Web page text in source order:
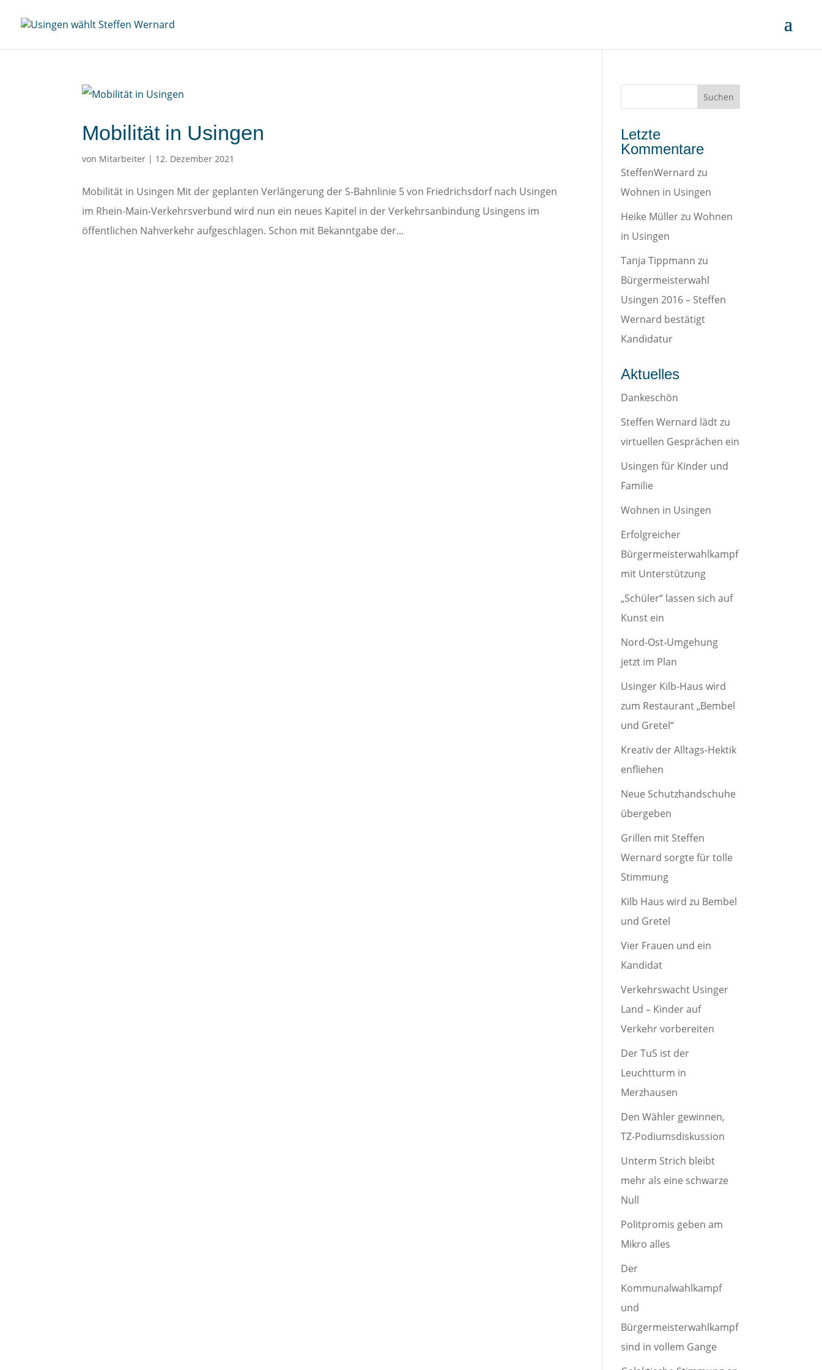
Mobilität in Usingen
von Mitarbeiter | 12. Dezember 2021
Mobilität in Usingen Mit der geplanten Verlängerung der S-Bahnlinie 5 von Friedrichsdorf nach Usingen
im Rhein-Main-Verkehrsverbund wird nun ein neues Kapitel in der Verkehrsanbindung Usingens im
öffentlichen Nahverkehr aufgeschlagen. Schon mit Bekanntgabe der...
Letzte
Kommentare
SteffenWernard zu
Wohnen in Usingen
Heike MüllerzuWohnen
in Usingen
Tanja Tippmann zu
Bürgermeisterwahl
Usingen 2016 – Steffen
Wernard bestätigt
Kandidatur
Aktuelles
Dankeschön
Steffen Wernard lädt zu
virtuellen Gesprächen ein
Usingen für Kinder und
Familie
Wohnen in Usingen
Erfolgreicher
Bürgermeisterwahlkampf
mit Unterstützung
„Schüler“ lassen sich auf
Kunst ein
Nord-Ost-Umgehung
jetzt im Plan
Usinger Kilb-Haus wird
zum Restaurant „Bembel
und Gretel“
Kreativ der Alltags-Hektik
enfliehen
Neue Schutzhandschuhe
übergeben
Grillen mit Steffen
Wernard sorgte für tolle
Stimmung
Kilb Haus wird zu Bembel
und Gretel
Vier Frauen und ein
Kandidat
Verkehrswacht Usinger
Land – Kinder auf
Verkehr vorbereiten
Der TuS ist der
Leuchtturm in
Merzhausen
Den Wähler gewinnen,
TZ-Podiumsdiskussion
Unterm Strich bleibt
mehr als eine schwarze
Null
Politpromis geben am
Mikro alles
Der
Kommunalwahlkampf
und
Bürgermeisterwahlkampf
sind in vollem Gange